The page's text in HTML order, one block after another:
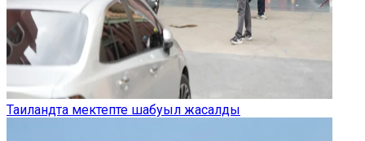
Таиландта мектепте шабуыл жасалды